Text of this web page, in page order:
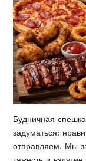
Будничная
задуматься:
отправляем. Мы